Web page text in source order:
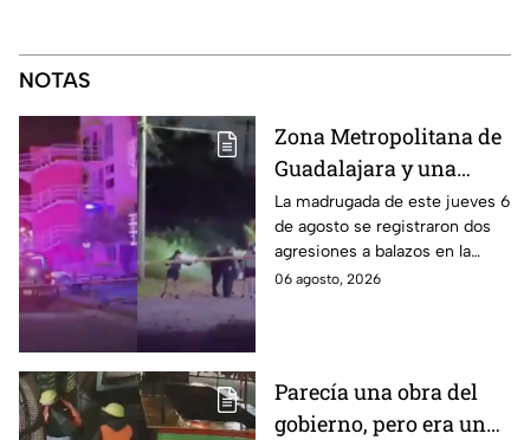
NOTAS
Zona Metropolitana de
Guadalajara y una
jornada de violencia:
Asesinan a balazos a
dos hombres en
Tlajomulco y El Salto
La madrugada de este jueves 6
de agosto se registraron dos
agresiones a balazos en la
Zona Metropolitana de
06 agosto, 2026
Parecía una obra del
gobierno, pero era un